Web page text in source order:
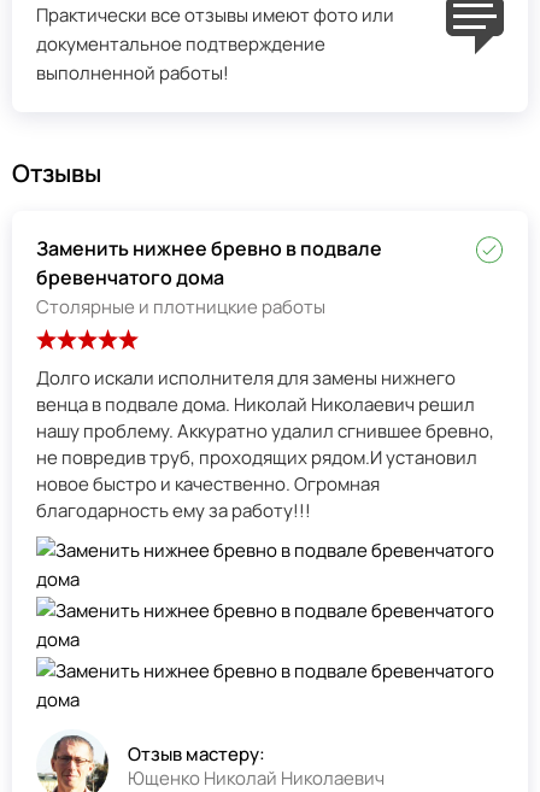
Практически все отзывы имеют фото или
документальное подтверждение
выполненной работы!
Отзывы
Заменить нижнее бревно в подвале
бревенчатого дома
Столярные и плотницкие работы
Долго искали исполнителя для замены нижнего
венца в подвале дома. Николай Николаевич решил
нашу проблему. Аккуратно удалил сгнившее бревно,
не повредив труб, проходящих рядом.И установил
новое быстро и качественно. Огромная
благодарность ему за работу!!!
Отзыв мастеру:
Ющенко Николай Николаевич